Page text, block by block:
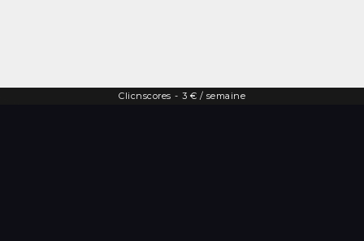
Clicnscores - 3 € / semaine